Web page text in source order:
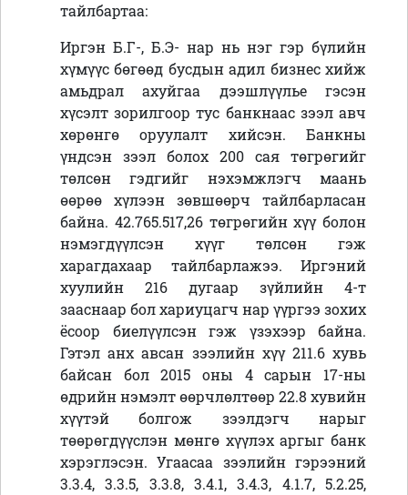
тайлбартаа:
Иргэн Б.Г-, Б.Э- нар нь нэг гэр бүлийн
хүмүүс бөгөөд бусдын адил бизнес хийж
амьдрал ахуйгаа дээшлүүлье гэсэн
хүсэлт зорилгоор тус банкнаас зээл авч
хөрөнгө оруулалт хийсэн. Банкны
үндсэн зээл болох 200 сая төгрөгийг
төлсөн гэдгийг нэхэмжлэгч маань
өөрөө хүлээн зөвшөөрч тайлбарласан
байна. 42.765.517,26 төгрөгийн хүү болон
нэмэгдүүлсэн хүүг төлсөн гэж
харагдахаар тайлбарлажээ. Иргэний
хуулийн 216 дугаар зүйлийн 4-т
зааснаар бол хариуцагч нар үүргээ зохих
ёсоор биелүүлсэн гэж үзэхээр байна.
Гэтэл анх авсан зээлийн хүү 211.6 хувь
байсан бол 2015 оны 4 сарын 17-ны
өдрийн нэмэлт өөрчлөлтөөр 22.8 хувийн
хүүтэй болгож зээлдэгч нарыг
төөрөгдүүслэн мөнгө хүүлэх аргыг банк
хэрэглэсэн. Угаасаа зээлийн гэрээний
3.3.4, 3.3.5, 3.3.8, 3.4.1, 3.4.3, 4.1.7, 5.2.25,